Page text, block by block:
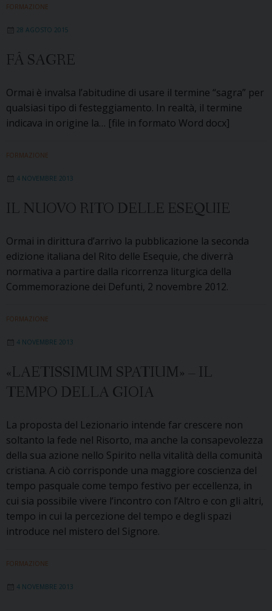
FORMAZIONE
28 AGOSTO 2015
FÂ SAGRE
Ormai è invalsa l’abitudine di usare il termine “sagra” per
qualsiasi tipo di festeggiamento. In realtà, il termine
indicava in origine la… [file in formato Word docx]
FORMAZIONE
4 NOVEMBRE 2013
IL NUOVO RITO DELLE ESEQUIE
Ormai in dirittura d’arrivo la pubblicazione la seconda
edizione italiana del Rito delle Esequie, che diverrà
normativa a partire dalla ricorrenza liturgica della
Commemorazione dei Defunti, 2 novembre 2012.
FORMAZIONE
4 NOVEMBRE 2013
«LAETISSIMUM SPATIUM» – IL
TEMPO DELLA GIOIA
La proposta del Lezionario intende far crescere non
soltanto la fede nel Risorto, ma anche la consapevolezza
della sua azione nello Spirito nella vitalità della comunità
cristiana. A ciò corrisponde una maggiore coscienza del
tempo pasquale come tempo festivo per eccellenza, in
cui sia possibile vivere l’incontro con l’Altro e con gli altri,
tempo in cui la percezione del tempo e degli spazi
introduce nel mistero del Signore.
FORMAZIONE
4 NOVEMBRE 2013